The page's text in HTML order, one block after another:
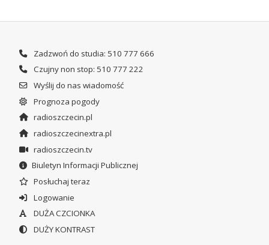
Zadzwoń do studia: 510 777 666
Czujny non stop: 510 777 222
Wyślij do nas wiadomość
Prognoza pogody
radioszczecin.pl
radioszczecinextra.pl
radioszczecin.tv
Biuletyn Informacji Publicznej
Posłuchaj teraz
Logowanie
DUŻA CZCIONKA
DUŻY KONTRAST